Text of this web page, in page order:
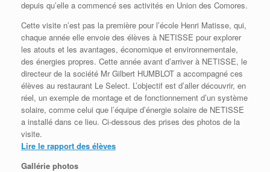
depuis qu’elle a commencé ses activités en Union des Comores.
Cette visite n’est pas la première pour l’école Henri Matisse, qui,
chaque année elle envoie des élèves à NETISSE pour explorer
les atouts et les avantages, économique et environnementale,
des énergies propres. Cette année avant d’arriver à NETISSE, le
directeur de la société Mr Gilbert HUMBLOT a accompagné ces
élèves au restaurant Le Select. L’objectif est d’aller découvrir, en
réel, un exemple de montage et de fonctionnement d’un système
solaire, comme celui que l’équipe d’énergie solaire de NETISSE
a installé dans ce lieu. Ci-dessous des prises des photos de la
visite.
Lire le rapport des élèves
Gallérie photos